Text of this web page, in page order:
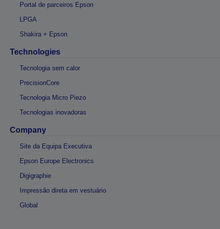
Portal de parceiros Epson
LPGA
Shakira + Epson
Technologies
Tecnologia sem calor
PrecisionCore
Tecnologia Micro Piezo
Tecnologias inovadoras
Company
Site da Equipa Executiva
Epson Europe Electronics
Digigraphie
Impressão direta em vestuário
Global